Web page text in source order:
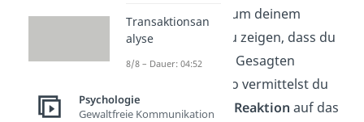
Gesichtsausdrücke, um deinem
Gesprächspartner zu zeigen, dass du
zuhörstund an dem Gesagten
bist. Also vermittelst du
dem Sprecher deine Reaktion auf das
Transaktionsan
alyse
8/8 – Dauer: 04:52
Psychologie
Gewaltfreie Kommunikation